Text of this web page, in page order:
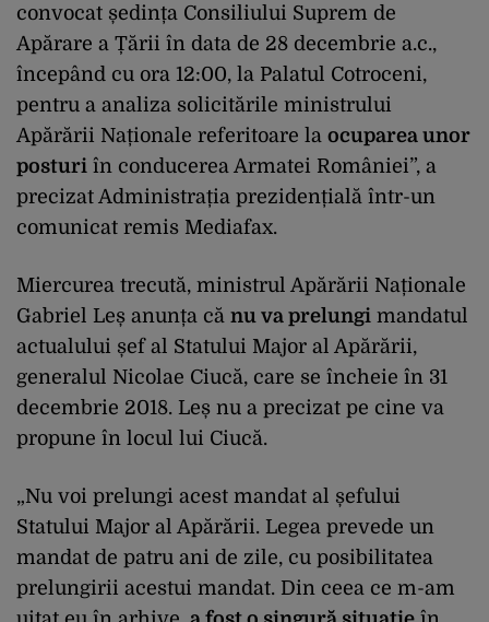
convocat ședința Consiliului Suprem de
Apărare a Țării în data de 28 decembrie a.c.,
începând cu ora 12:00, la Palatul Cotroceni,
pentru a analiza solicitările ministrului
Apărării Naționale referitoare la ocuparea unor
posturi în conducerea Armatei României”, a
precizat Administrația prezidențială într-un
comunicat remis Mediafax.
Miercurea trecută, ministrul Apărării Naționale
Gabriel Leș anunța că nu va prelungi mandatul
actualului șef al Statului Major al Apărării,
generalul Nicolae Ciucă, care se încheie în 31
decembrie 2018. Leș nu a precizat pe cine va
propune în locul lui Ciucă.
„Nu voi prelungi acest mandat al șefului
Statului Major al Apărării. Legea prevede un
mandat de patru ani de zile, cu posibilitatea
prelungirii acestui mandat. Din ceea ce m-am